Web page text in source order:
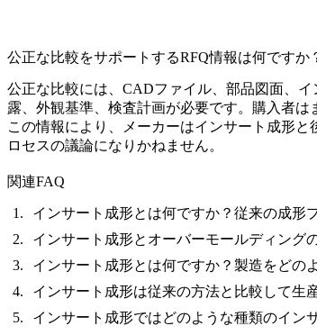
公正な比較をサポートするRFQ情報は何ですか
公正な比較には、CADファイル、部品図面、
露、外観基準、検査計画が必要です。購入者
この情報により、メーカーはインサート成形
ロセスの議論になりかねません。
関連FAQ
インサート成形とは何ですか？従来の成形
インサート成形とオーバーモールディング
インサート成形とは何ですか？製造をどの
インサート成形は従来の方法と比較して生
インサート成形ではどのような種類のイン